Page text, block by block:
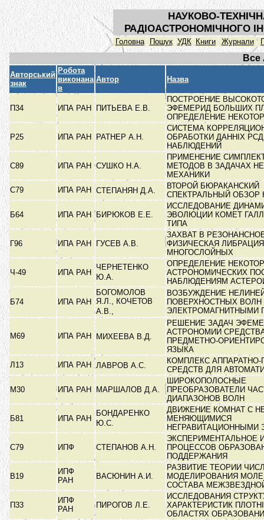
НАУКОВО-
РАДІОАСТРОНОМІЧНОГО
Головна Пошук УДК Книги Журнали
Все
Авторський
знак
Робота
виконана
в
Автор Назва
П34 ИПА РАН ПИТЬЕВА Е.В.
ПОСТРОЕНИЕ
ЭФЕМЕРИД БОЛЬШИХ
ОПРЕДЕЛЕНИЕ
Р25 ИПА РАН РАТНЕР А.Н.
СИСТЕМА
ОБРАБОТКИ ДАННІХ
НАБЛЮДЕНИЙ
С89 ИПА РАН СУШКО Н.А.
ПРИМЕНЕНИЕ
МЕТОДОВ В ЗАДАЧАХ
МЕХАНИКИ
С79
ИПА РАН СТЕПАНЯН Д.А.
ВТОРОЙ БЮРАКАНСКИЙ
СПЕКТРАЛЬНЫЙ ОБЗОР
Б64 ИПА РАН БИРЮКОВ Е.Е.
ИССЛЕДОВАНИЕ
ЭВОЛЮЦИИ КОМЕТ
ТИПА
Г96 ИПА РАН ГУСЕВ А.В.
ЗАХВАТ В
ФИЗИЧЕСКАЯ ЛИБРАЦИЯ
МНОГОСЛОЙНЫХ
Ч-49 ИПА РАН
ЧЕРНЕТЕНКО
Ю.А.
ОПРЕДЕЛЕНИЕ
АСТРОНОМИЧЕСКИХ
НАБЛЮДЕНИЯМ
Б74 ИПА РАН
БОГОМОЛОВ
Я.Л., КОЧЕТОВ
А.В.,
ВОЗБУЖДЕНИЕ
ПОВЕРХНОСТНЫХ ВОЛН
ЭЛЕКТРОМАГНИТНЫМИ
М69 ИПА РАН МИХЕЕВА В.Д.
РЕШЕНИЕ ЗАДАЧ
АСТРОНОМИИ
ПРЕДМЕТНО-
ЯЗЫКА
Л13
ИПА РАН ЛАВРОВ А.С.
КОМПЛЕКС
СРЕДСТВ ДЛЯ
М30 ИПА РАН МАРШАЛОВ Д.А.
ШИРОКОПОЛОСНЫЕ
ПРЕОБРАЗОВАТЕЛИ
ДИАПАЗОНОВ ВОЛН
Б81 ИПА РАН
БОНДАРЕНКО
Ю.С.
ДВИЖЕНИЕ КОМНАТ С
МЕНЯЮЩИМИСЯ
НЕГРАВИТАЦИОННЫМИ
С79 ИПФ СТЕПАНОВ А.Н.
ЭКСПЕРИМЕНТАЛЬНОЕ
ПРОЦЕССОВ
ПОДДЕРЖАНИЯ
В19
ИПФ
РАН
ВАСЮНИН А.И.
РАЗВИТИЕ ТЕОРИИ
МОДЕЛИРОВАНИЯ
СОСТАВА
П33
ИПФ
РАН
ПИРОГОВ Л.Е.
ИССЛЕДОВАНИЯ
ХАРАКТЕРИСТИК
ОБЛАСТЯХ